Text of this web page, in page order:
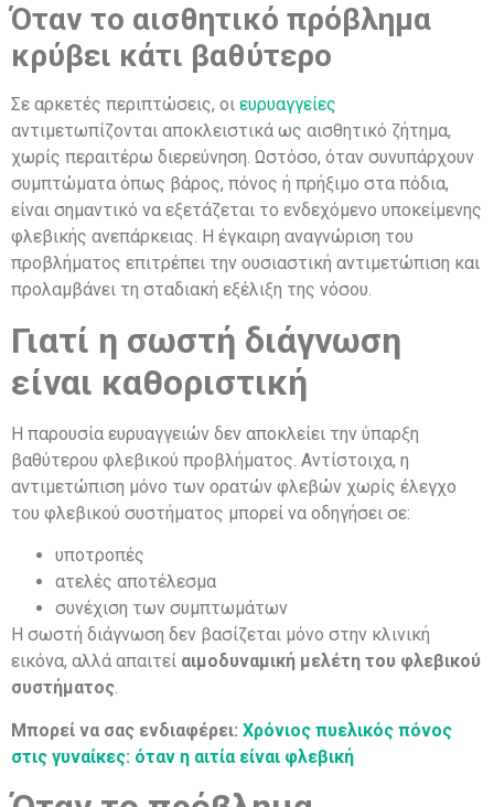
Όταν το αισθητικό πρόβλημα
κρύβει κάτι βαθύτερο
Σε αρκετές περιπτώσεις, οι ευρυαγγείες
αντιμετωπίζονται αποκλειστικά ως αισθητικό ζήτημα,
χωρίς περαιτέρω διερεύνηση. Ωστόσο, όταν συνυπάρχουν
συμπτώματα όπως βάρος, πόνος ή πρήξιμο στα πόδια,
είναι σημαντικό να εξετάζεται το ενδεχόμενο υποκείμενης
φλεβικής ανεπάρκειας. Η έγκαιρη αναγνώριση του
προβλήματος επιτρέπει την ουσιαστική αντιμετώπιση και
προλαμβάνει τη σταδιακή εξέλιξη της νόσου.
Γιατί η σωστή διάγνωση
είναι καθοριστική
Η παρουσία ευρυαγγειών δεν αποκλείει την ύπαρξη
βαθύτερου φλεβικού προβλήματος. Αντίστοιχα, η
αντιμετώπιση μόνο των ορατών φλεβών χωρίς έλεγχο
του φλεβικού συστήματος μπορεί να οδηγήσει σε:
υποτροπές
ατελές αποτέλεσμα
συνέχιση των συμπτωμάτων
Η σωστή διάγνωση δεν βασίζεται μόνο στην κλινική
εικόνα, αλλά απαιτεί αιμοδυναμική μελέτη του φλεβικού
συστήματος.
Μπορεί να σας ενδιαφέρει: Χρόνιος πυελικός πόνος
στις γυναίκες: όταν η αιτία είναι φλεβική